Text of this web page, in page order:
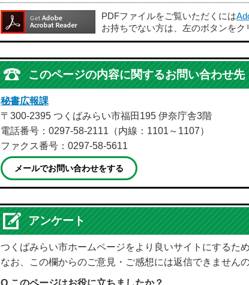
PDFファイルをご覧いただくには
お持ちでない方は、左のボタンをク
このページの内容に関するお問い合わせ先
秘書広報課
〒300-2395 つくばみらい市福田195 伊奈庁舎3階
電話番号：0297-58-2111（内線：1101～1107）
ファクス番号：0297-58-5611
メールでお問い合わせをする
アンケート
つくばみらい市ホームページをより良いサイトにするた
なお、この欄からのご意見・ご感想には返信できません
Q.このページはお役に立ちましたか？